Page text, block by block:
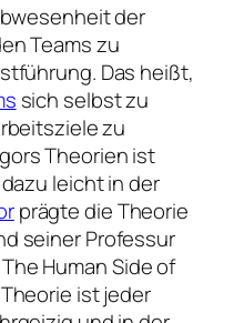
der
Teams zu
Das heißt,
sich selbst zu
zu
Theorien ist
leicht in der
prägte die Theorie
seiner Professur
The Human Side of
ist jeder